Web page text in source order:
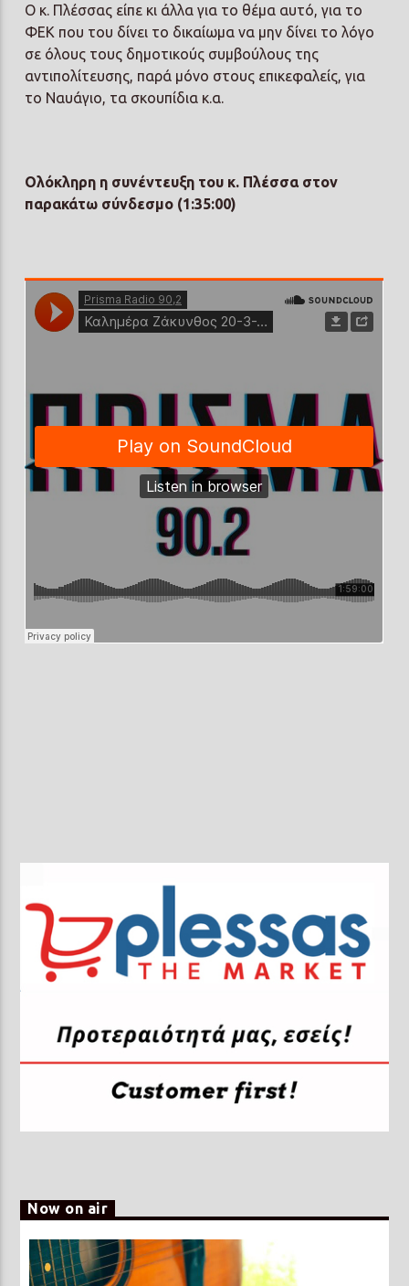
Ο κ. Πλέσσας είπε κι άλλα για το θέμα αυτό, για το
ΦΕΚ που του δίνει το δικαίωμα να μην δίνει το λόγο
σε όλους τους δημοτικούς συμβούλους της
αντιπολίτευσης, παρά μόνο στους επικεφαλείς, για
το Ναυάγιο, τα σκουπίδια κ.α.
Ολόκληρη η συνέντευξη του κ. Πλέσσα στον
παρακάτω σύνδεσμο (1:35:00)
Now on air